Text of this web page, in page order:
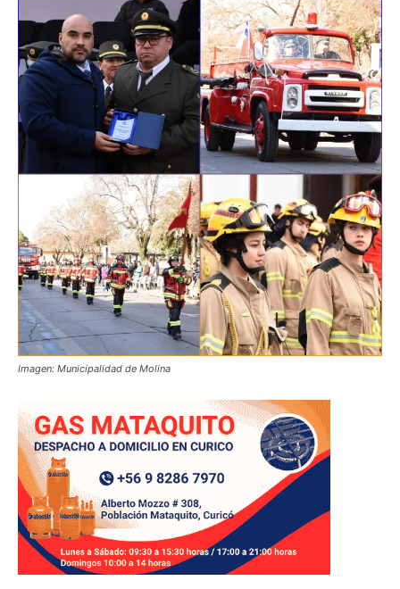
Imagen: Municipalidad de Molina